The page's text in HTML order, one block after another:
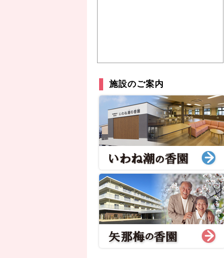
施設のご案内